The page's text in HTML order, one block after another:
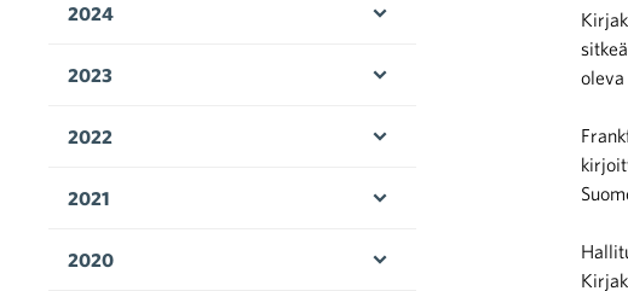
2024
2023
2022
2021
2020